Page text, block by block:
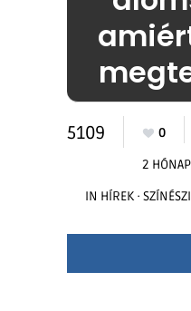
5109 0
2
IN HÍREK ·